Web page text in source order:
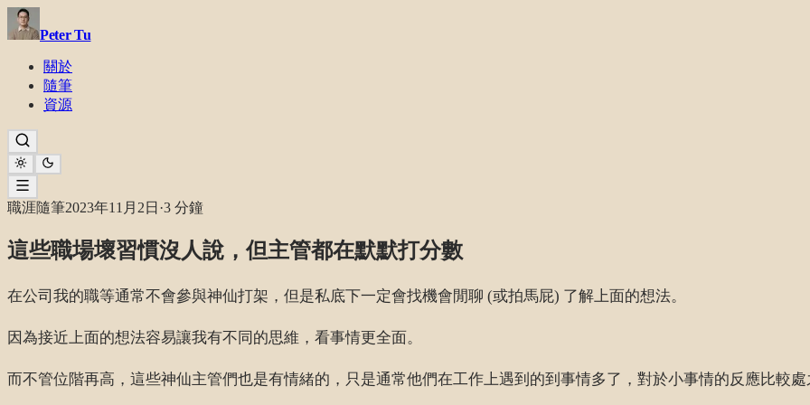
Peter Tu
關於
隨筆
資源
職涯隨筆2023年11月2日 ·3 分鐘
這些職場壞習慣沒人說，但主管都在默默打分數
在公司我的職等通常不會參與神仙打架，但是私底下一定會找機會閒聊 (或拍馬屁) 了解上面的想法。
因為接近上面的想法容易讓我有不同的思維，看事情更全面。
而不管位階再高，這些神仙主管們也是有情緒的，只是通常他們在工作上遇到的到事情多了，對於小事情的反應比較